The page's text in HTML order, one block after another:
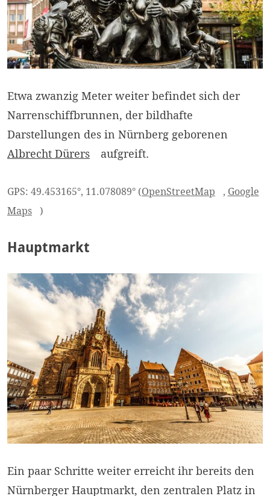
Etwa zwanzig Meter weiter befindet sich der
Narrenschiffbrunnen, der bildhafte
Darstellungen des in Nürnberg geborenen
Albrecht Dürers aufgreift.
GPS: 49.453165°, 11.078089° (OpenStreetMap , Google
Maps
)
Hauptmarkt
Ein paar Schritte weiter erreicht ihr bereits den
Nürnberger Hauptmarkt, den zentralen Platz in